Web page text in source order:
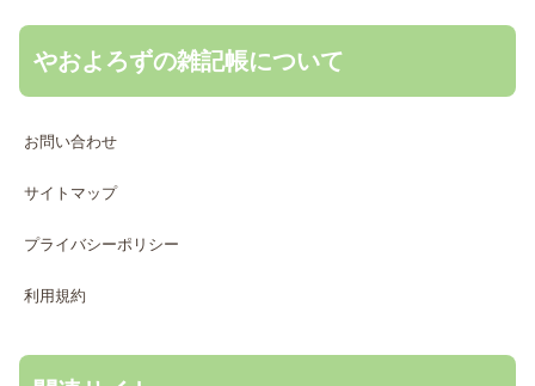
やおよろずの雑記帳について
お問い合わせ
サイトマップ
プライバシーポリシー
利用規約